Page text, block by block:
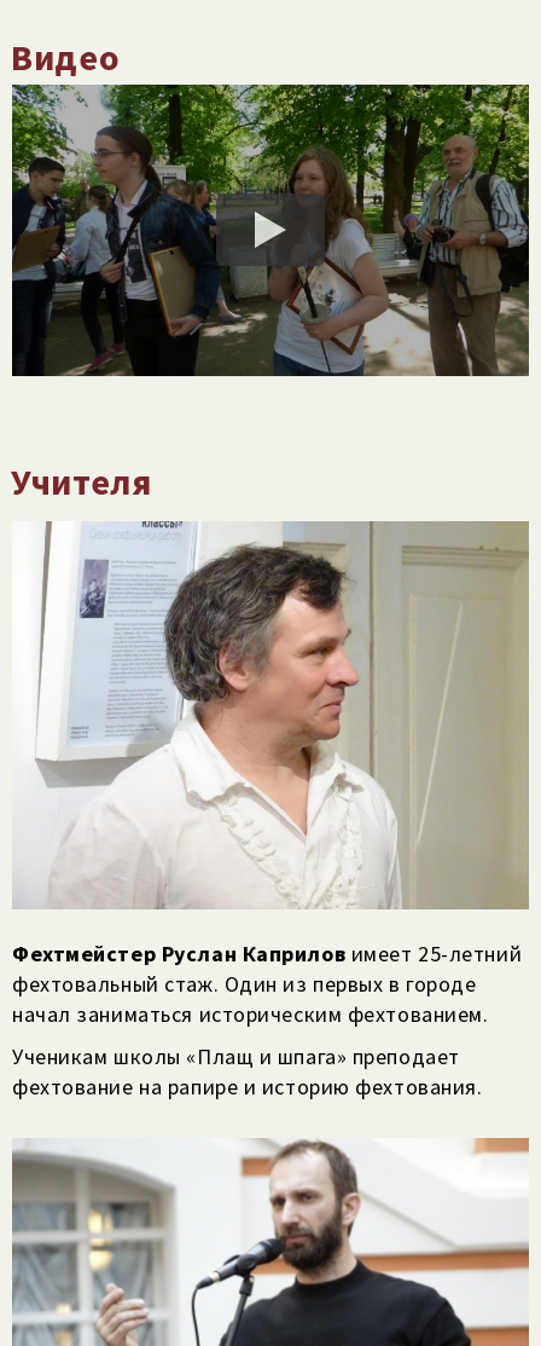
Видео
Учителя
Фехтмейстер Руслан Каприлов имеет 25-летний
фехтовальный стаж. Один из первых в городе
начал заниматься историческим фехтованием.
Ученикам школы «Плащ и шпага» преподает
фехтование на рапире и историю фехтования.